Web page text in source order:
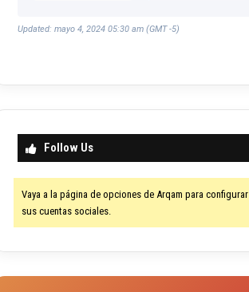
Updated: mayo 4, 2024 05:30 am (GMT -5)
Follow Us
Vaya a la página de opciones de Arqam para configurar
sus cuentas sociales.